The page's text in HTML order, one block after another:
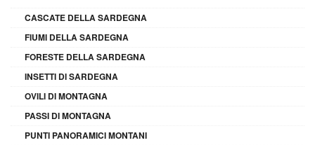
CASCATE DELLA SARDEGNA
FIUMI DELLA SARDEGNA
FORESTE DELLA SARDEGNA
INSETTI DI SARDEGNA
OVILI DI MONTAGNA
PASSI DI MONTAGNA
PUNTI PANORAMICI MONTANI